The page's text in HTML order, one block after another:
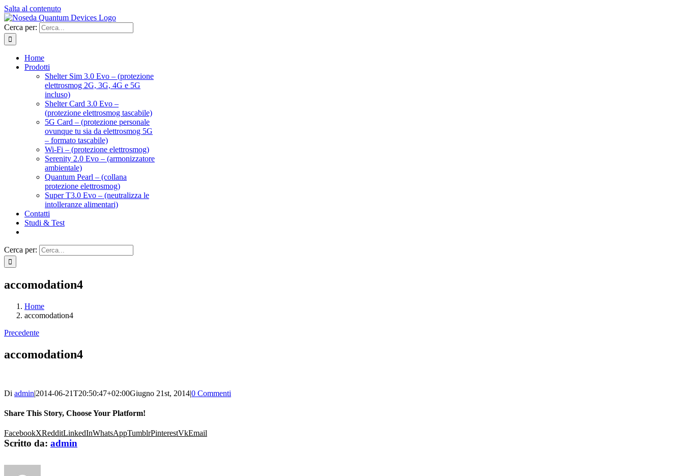
Salta al contenuto
Cerca per:
Home
Prodotti
Shelter Sim 3.0 Evo – (protezione
elettrosmog 2G, 3G, 4G e 5G
incluso)
Shelter Card 3.0 Evo –
(protezione elettrosmog tascabile)
5G Card – (protezione personale
ovunque tu sia da elettrosmog 5G
– formato tascabile)
Wi-Fi – (protezione elettrosmog)
Serenity 2.0 Evo – (armonizzatore
ambientale)
Quantum Pearl – (collana
protezione elettrosmog)
Super T3.0 Evo – (neutralizza le
intolleranze alimentari)
Contatti
Studi & Test
Cerca per:
accomodation4
Home
accomodation4
Precedente
accomodation4
Di admin|2014-06-21T20:50:47+02:00Giugno 21st, 2014|0 Commenti
Share This Story, Choose Your Platform!
FacebookXRedditLinkedInWhatsAppTumblrPinterestVkEmail
Scritto da: admin